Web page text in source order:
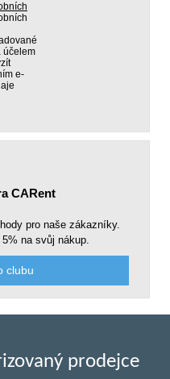
účelem
e-
CARent
pro naše zákazníky.
na svůj nákup.
clubu
prodejce